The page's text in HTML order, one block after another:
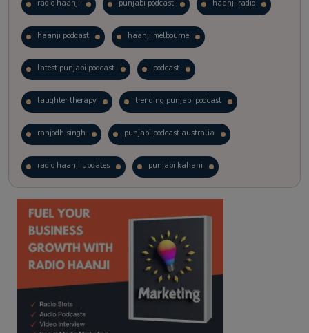
radio haanji punjabi podcast haanji radio
haanji podcast haanji melbourne
latest punjabi podcast podcast
laughter therapy trending punjabi podcast
ranjodh singh punjabi podcast australia
radio haanji updates punjabi kahani
kitaab kahani punjabi story